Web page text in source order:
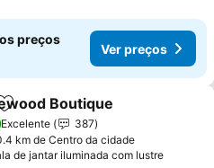
preços
Ver preços
Adicionar aos favoritos
Boutique
Excelente
387
km de Centro da cidade
de jantar iluminada com lustreVer